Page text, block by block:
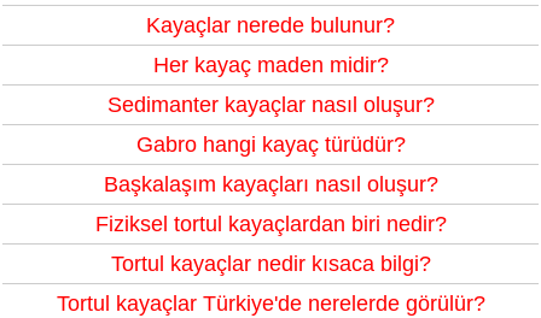
Kayaçlar nerede bulunur?
Her kayaç maden midir?
Sedimanter kayaçlar nasıl oluşur?
Gabro hangi kayaç türüdür?
Başkalaşım kayaçları nasıl oluşur?
Fiziksel tortul kayaçlardan biri nedir?
Tortul kayaçlar nedir kısaca bilgi?
Tortul kayaçlar Türkiye'de nerelerde görülür?